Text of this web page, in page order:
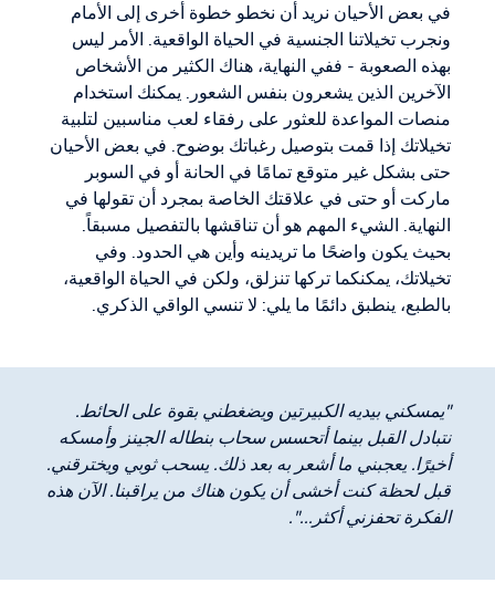
في بعض الأحيان نريد أن نخطو خطوة أخرى إلى الأمام
ونجرب تخيلاتنا الجنسية في الحياة الواقعية. الأمر ليس
بهذه الصعوبة - ففي النهاية، هناك الكثير من الأشخاص
الآخرين الذين يشعرون بنفس الشعور. يمكنك استخدام
منصات المواعدة للعثور على رفقاء لعب مناسبين لتلبية
تخيلاتك إذا قمت بتوصيل رغباتك بوضوح. في بعض الأحيان
حتى بشكل غير متوقع تمامًا في الحانة أو في السوبر
ماركت أو حتى في علاقتك الخاصة بمجرد أن تقولها في
النهاية. الشيء المهم هو أن تناقشها بالتفصيل مسبقاً.
بحيث يكون واضحًا ما تريدينه وأين هي الحدود. وفي
تخيلاتك، يمكنكما تركها تنزلق، ولكن في الحياة الواقعية،
بالطبع، ينطبق دائمًا ما يلي: لا تنسي الواقي الذكري.
"يمسكني بيديه الكبيرتين ويضغطني بقوة على الحائط.
نتبادل القبل بينما أتحسس سحاب بنطاله الجينز وأمسكه
أخيرًا. يعجبني ما أشعر به بعد ذلك. يسحب ثوبي ويخترقني.
قبل لحظة كنت أخشى أن يكون هناك من يراقبنا. الآن هذه
الفكرة تحفزني أكثر...".